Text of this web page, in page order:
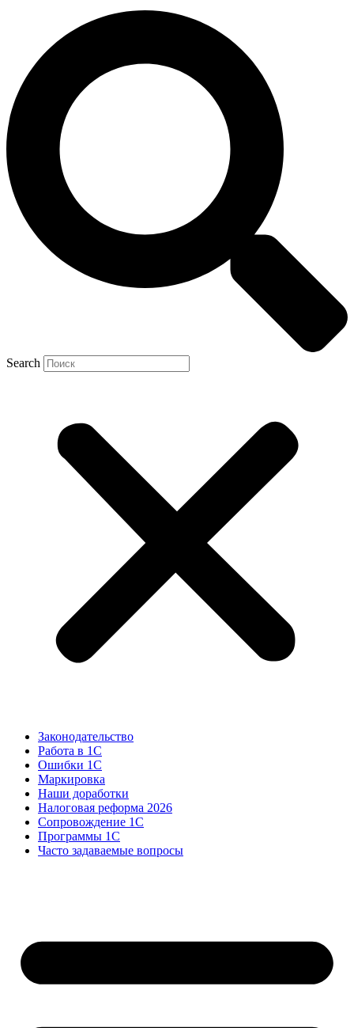
Search
Законодательство
Работа в 1С
Ошибки 1С
Маркировка
Наши доработки
Налоговая реформа 2026
Сопровождение 1С
Программы 1С
Часто задаваемые вопросы